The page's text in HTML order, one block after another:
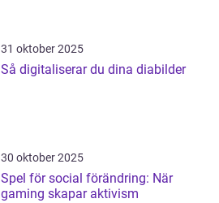
31 oktober 2025
Så digitaliserar du dina diabilder
30 oktober 2025
Spel för social förändring: När
gaming skapar aktivism